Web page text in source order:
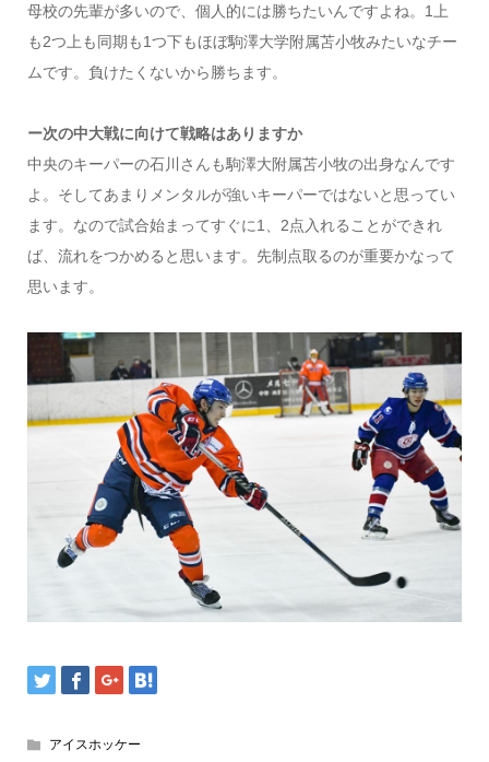
母校の先輩が多いので、個人的には勝ちたいんですよね。1上
も2つ上も同期も1つ下もほぼ駒澤大学附属苫小牧みたいなチー
ムです。負けたくないから勝ちます。
ー次の中大戦に向けて戦略はありますか
中央のキーパーの石川さんも駒澤大附属苫小牧の出身なんです
よ。そしてあまりメンタルが強いキーパーではないと思ってい
ます。なので試合始まってすぐに1、2点入れることができれ
ば、流れをつかめると思います。先制点取るのが重要かなって
思います。
アイスホッケー